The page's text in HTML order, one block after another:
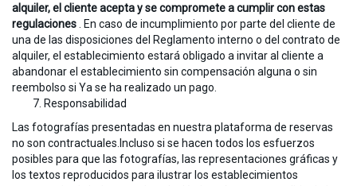
alquiler, el cliente acepta y se compromete a cumplir con estas
regulaciones. En caso de incumplimiento por parte del cliente de
una de las disposiciones del Reglamento interno o del contrato de
alquiler, el establecimiento estará obligado a invitar al cliente a
abandonar el establecimiento sin compensación alguna o sin
reembolso si Ya se ha realizado un pago.
Responsabilidad
Las fotografías presentadas en nuestra plataforma de reservas
no son contractuales.Incluso si se hacen todos los esfuerzos
posibles para que las fotografías, las representaciones gráficas y
los textos reproducidos para ilustrar los establecimientos